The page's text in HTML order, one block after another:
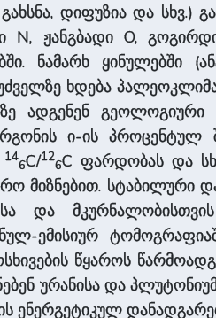
დიფუზია და სხვ.)
N, ჟანგბადი O,
ნამარხ ყინულებში
ხდება
ადგენენ გეოლოგიური
ი-ის პროცენტულ
14
6C/12
6C ფარდობას და
მიზნებით. სტაბილური
და
ემისიურ
წყაროს
ურანისა და
ენერგეტიკულ